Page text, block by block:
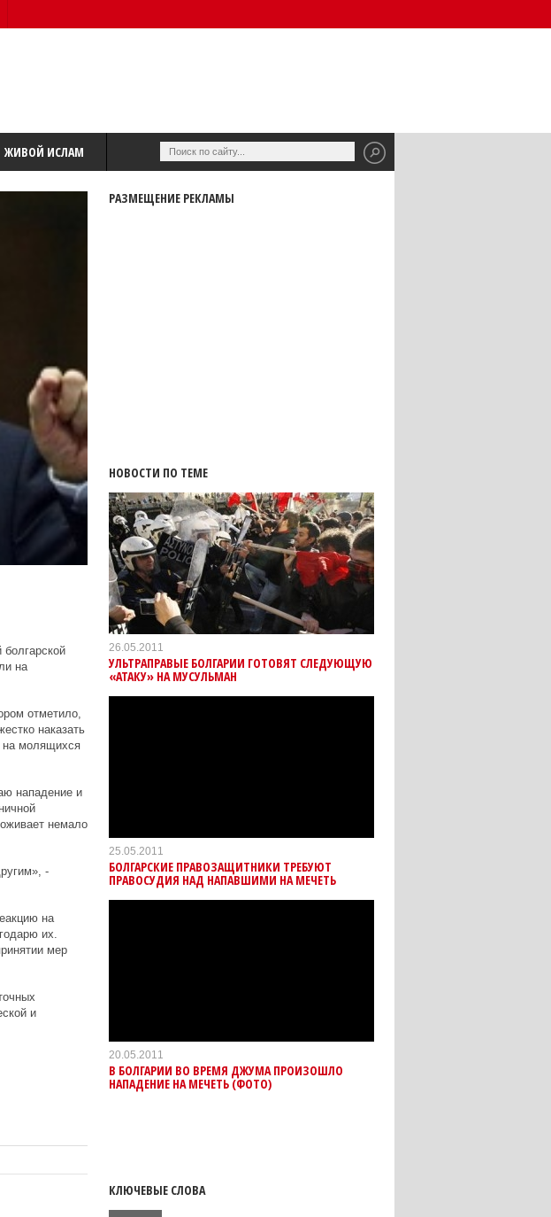
ЖИВОЙ ИСЛАМ
на
отметило,
наказать
на молящихся
нападение и
немало
-
на
их.
мер
и
РАЗМЕЩЕНИЕ РЕКЛАМЫ
НОВОСТИ ПО ТЕМЕ
26.05.2011
УЛЬТРАПРАВЫЕ БОЛГАРИИ ГОТОВЯТ СЛЕДУЮЩУЮ
«АТАКУ» НА МУСУЛЬМАН
25.05.2011
БОЛГАРСКИЕ ПРАВОЗАЩИТНИКИ ТРЕБУЮТ
ПРАВОСУДИЯ НАД НАПАВШИМИ НА МЕЧЕТЬ
20.05.2011
В БОЛГАРИИ ВО ВРЕМЯ ДЖУМА ПРОИЗОШЛО
НАПАДЕНИЕ НА МЕЧЕТЬ (ФОТО)
КЛЮЧЕВЫЕ СЛОВА